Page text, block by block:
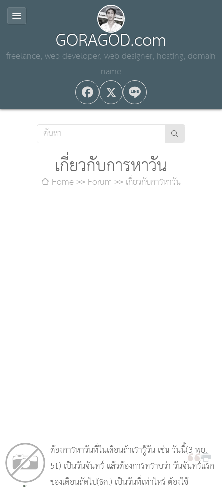
GORAGOD.com
freelance, web developer, web designer, hosting, domain
name
เกี่ยวกับการหาวัน
Home Forum เกี่ยวกับการหาวัน
ต้องการหาวันที่ในเดือนถ้าเรารู้วัน เช่น วันนี้(3 พย.
51) เป็นวันจันทร์ แล้วต้องการทราบว่า วันจันทร์แรก
ของเดือนถัดไป(ธค.) เป็นวันที่เท่าไหร่ ต้องใช้